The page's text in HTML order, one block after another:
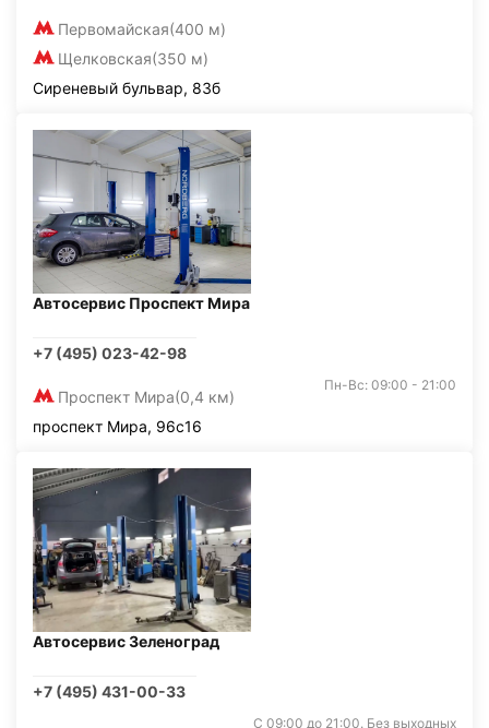
Первомайская(400 м)
Щелковская(350 м)
Сиреневый бульвар, 83б
Автосервис Проспект Мира
+7 (495) 023-42-98
Проспект Мира(0,4 км)
Пн-Вс: 09:00 - 21:00
проспект Мира, 96с16
Автосервис Зеленоград
+7 (495) 431-00-33
С 09:00 до 21:00. Без выходных